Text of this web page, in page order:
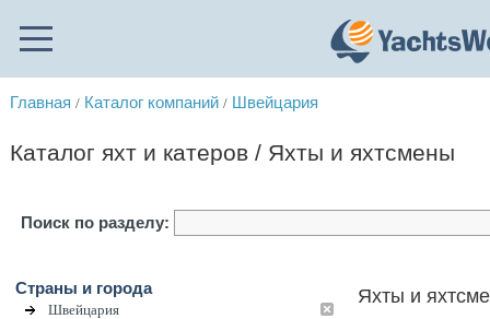
Главная / Каталог компаний / Швейцария
Каталог яхт и катеров / Яхты и яхтсмены
Поиск по разделу:
Страны и города
Швейцария
Яхты и